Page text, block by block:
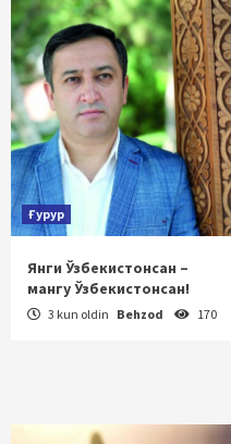
Ғурур
Янги Ўзбекистонсан –
мангу Ўзбекистонсан!
3 kun oldin Behzod 170